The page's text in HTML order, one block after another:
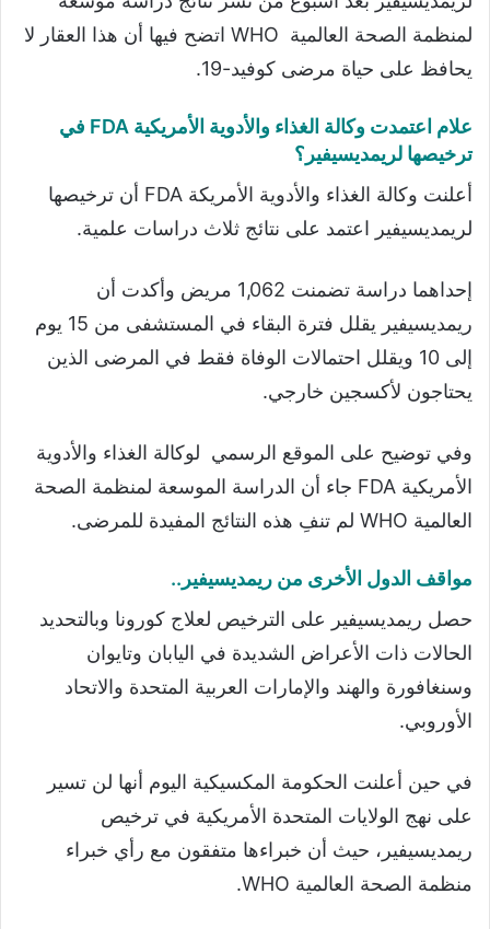
لمنظمة الصحة العالمية WHO اتضح فيها أن هذا العقار لا
يحافظ على حياة مرضى كوفيد-19.
علام اعتمدت وكالة الغذاء والأدوية الأمريكية FDA في
ترخيصها لريمديسيفير؟
أعلنت وكالة الغذاء والأدوية الأمريكة FDA أن ترخيصها
لريمديسيفير اعتمد على نتائج ثلاث دراسات علمية.
إحداهما دراسة تضمنت 1,062 مريض وأكدت أن
ريمديسيفير يقلل فترة البقاء في المستشفى من 15 يوم
إلى 10 ويقلل احتمالات الوفاة فقط في المرضى الذين
يحتاجون لأكسجين خارجي.
وفي توضيح على الموقع الرسمي لوكالة الغذاء والأدوية
الأمريكية FDA جاء أن الدراسة الموسعة لمنظمة الصحة
العالمية WHO لم تنفِ هذه النتائج المفيدة للمرضى.
مواقف الدول الأخرى من ريمديسيفير..
حصل ريمديسيفير على الترخيص لعلاج كورونا وبالتحديد
الحالات ذات الأعراض الشديدة في اليابان وتايوان
وسنغافورة والهند والإمارات العربية المتحدة والاتحاد
الأوروبي.
في حين أعلنت الحكومة المكسيكية اليوم أنها لن تسير
على نهج الولايات المتحدة الأمريكية في ترخيص
ريمديسيفير، حيث أن خبراءها متفقون مع رأي خبراء
منظمة الصحة العالمية WHO.